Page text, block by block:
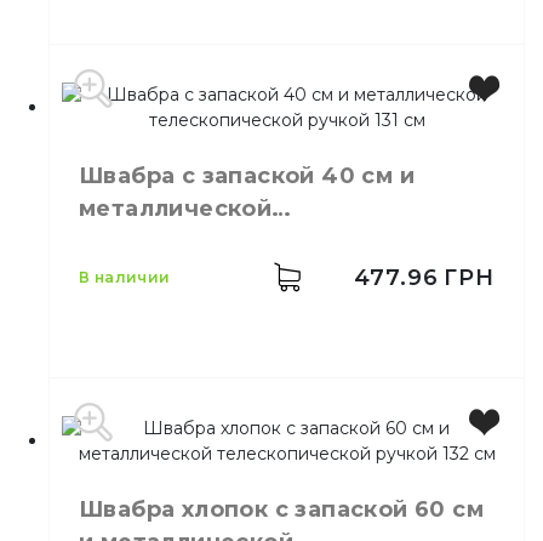
Назначение
Мытье стекол
Швабра с запаской 40 см и
металлической
Производитель
Китай
Цвет
Фиолетовый
в наличии 477.96 ГРН
Швабра хлопок с запаской 60 см